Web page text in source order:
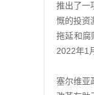
推出了一
慨的投资
拖延和腐
2022年1
塞尔维亚